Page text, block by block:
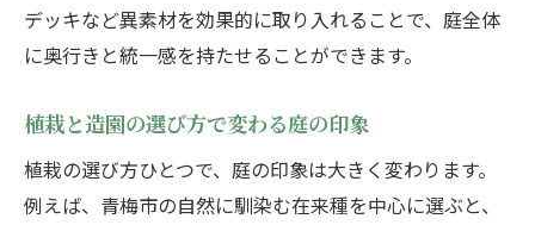
デッキなど異素材を効果的に取り入れることで、庭全体
に奥行きと統一感を持たせることができます。
植栽と造園の選び方で変わる庭の印象
植栽の選び方ひとつで、庭の印象は大きく変わります。
例えば、青梅市の自然に馴染む在来種を中心に選ぶと、